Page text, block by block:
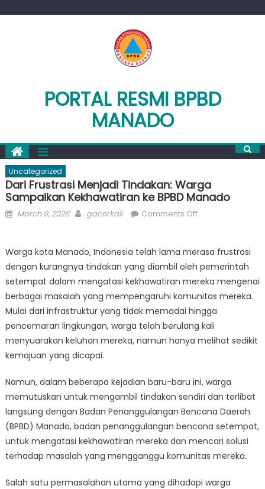
PORTAL RESMI BPBD
MANADO
Uncategorized
Dari Frustrasi Menjadi Tindakan: Warga
Sampaikan Kekhawatiran ke BPBD Manado
Posted
March 9, 2026 Author
gacorkali Comments Offon
Menjadi
Tindakan:
Warga
Sampaikan
Kekhawatiran
ke
BPBD
Warga kota Manado, Indonesia telah lama merasa frustrasi
dengan kurangnya tindakan yang diambil oleh pemerintah
setempat dalam mengatasi kekhawatiran mereka mengenai
berbagai masalah yang mempengaruhi komunitas mereka.
Mulai dari infrastruktur yang tidak memadai hingga
pencemaran lingkungan, warga telah berulang kali
menyuarakan keluhan mereka, namun hanya melihat sedikit
kemajuan yang dicapai.
Namun, dalam beberapa kejadian baru-baru ini, warga
memutuskan untuk mengambil tindakan sendiri dan terlibat
langsung dengan Badan Penanggulangan Bencana Daerah
(BPBD) Manado, badan penanggulangan bencana setempat,
untuk mengatasi kekhawatiran mereka dan mencari solusi
terhadap masalah yang mengganggu komunitas mereka.
Salah satu permasalahan utama yang dihadapi warga